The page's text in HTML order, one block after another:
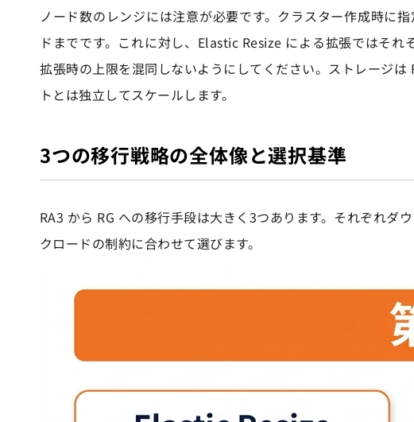
ノード数のレンジには注意が必要です。クラスター作成時に
ドまでです。これに対し、Elastic Resize による拡張ではそ
拡張時の上限を混同しないようにしてください。ストレージ
トとは独立してスケールします。
3つの移行戦略の全体像と選択基準
RA3 から RG への移行手段は大きく3つあります。それぞれ
クロードの制約に合わせて選びます。